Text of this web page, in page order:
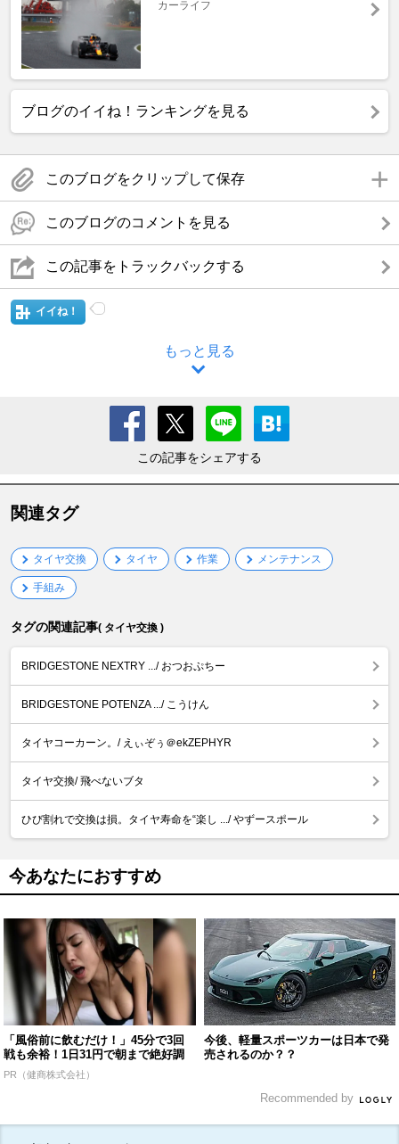
カーライフ
ブログのイイね！ランキングを見る
このブログをクリップして保存
このブログのコメントを見る
この記事をトラックバックする
イイね！
もっと見る
この記事をシェアする
関連タグ
タイヤ交換 タイヤ 作業 メンテナンス
手組み
タグの関連記事( タイヤ交換 )
BRIDGESTONE NEXTRY .../ おつおぷちー
BRIDGESTONE POTENZA .../ こうけん
タイヤコーカーン。/ えぃぞぅ＠ekZEPHYR
タイヤ交換/ 飛べないブタ
ひび割れで交換は損。タイヤ寿命を“楽し .../ やずースポール
今あなたにおすすめ
「風俗前に飲むだけ！」45分で3回
戦も余裕！1日31円で朝まで絶好調
PR（健商株式会社）
今後、軽量スポーツカーは日本で発
売されるのか？？
Recommended by